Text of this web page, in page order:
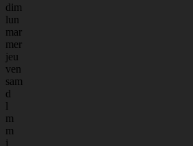
dim
lun
mar
mer
jeu
ven
sam
d
l
m
m
j